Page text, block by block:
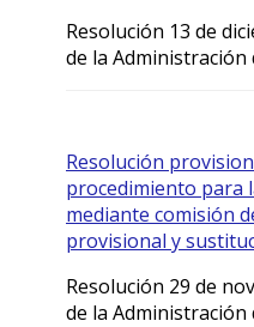
Resolución 13 de
de la Administración
Resolución
procedimiento para
mediante comisión
provisional y
Resolución 29 de
de la Administración